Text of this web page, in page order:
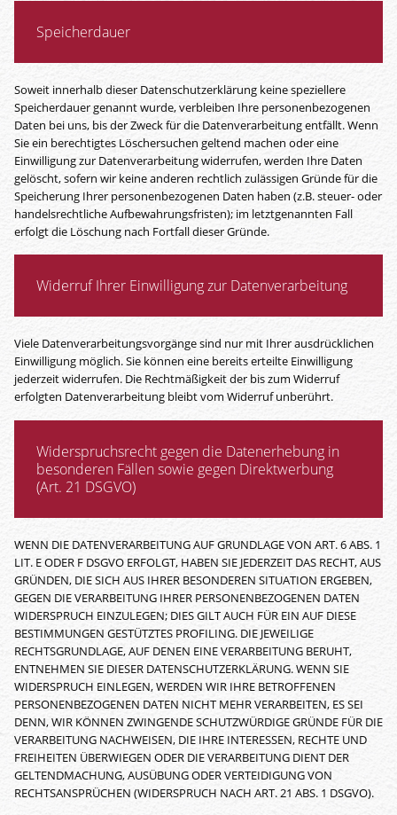
Speicherdauer
Soweit innerhalb dieser Datenschutzerklärung keine speziellere
Speicherdauer genannt wurde, verbleiben Ihre personenbezogenen
Daten bei uns, bis der Zweck für die Datenverarbeitung entfällt. Wenn
Sie ein berechtigtes Löschersuchen geltend machen oder eine
Einwilligung zur Datenverarbeitung widerrufen, werden Ihre Daten
gelöscht, sofern wir keine anderen rechtlich zulässigen Gründe für die
Speicherung Ihrer personenbezogenen Daten haben (z.B. steuer- oder
handelsrechtliche Aufbewahrungsfristen); im letztgenannten Fall
erfolgt die Löschung nach Fortfall dieser Gründe.
Widerruf Ihrer Einwilligung zur Datenverarbeitung
Viele Datenverarbeitungsvorgänge sind nur mit Ihrer ausdrücklichen
Einwilligung möglich. Sie können eine bereits erteilte Einwilligung
jederzeit widerrufen. Die Rechtmäßigkeit der bis zum Widerruf
erfolgten Datenverarbeitung bleibt vom Widerruf unberührt.
Widerspruchsrecht gegen die Datenerhebung in
besonderen Fällen sowie gegen Direktwerbung
(Art. 21 DSGVO)
WENN DIE DATENVERARBEITUNG AUF GRUNDLAGE VON ART. 6 ABS. 1
LIT. E ODER F DSGVO ERFOLGT, HABEN SIE JEDERZEIT DAS RECHT, AUS
GRÜNDEN, DIE SICH AUS IHRER BESONDEREN SITUATION ERGEBEN,
GEGEN DIE VERARBEITUNG IHRER PERSONENBEZOGENEN DATEN
WIDERSPRUCH EINZULEGEN; DIES GILT AUCH FÜR EIN AUF DIESE
BESTIMMUNGEN GESTÜTZTES PROFILING. DIE JEWEILIGE
RECHTSGRUNDLAGE, AUF DENEN EINE VERARBEITUNG BERUHT,
ENTNEHMEN SIE DIESER DATENSCHUTZERKLÄRUNG. WENN SIE
WIDERSPRUCH EINLEGEN, WERDEN WIR IHRE BETROFFENEN
PERSONENBEZOGENEN DATEN NICHT MEHR VERARBEITEN, ES SEI
DENN, WIR KÖNNEN ZWINGENDE SCHUTZWÜRDIGE GRÜNDE FÜR DIE
VERARBEITUNG NACHWEISEN, DIE IHRE INTERESSEN, RECHTE UND
FREIHEITEN ÜBERWIEGEN ODER DIE VERARBEITUNG DIENT DER
GELTENDMACHUNG, AUSÜBUNG ODER VERTEIDIGUNG VON
RECHTSANSPRÜCHEN (WIDERSPRUCH NACH ART. 21 ABS. 1 DSGVO).